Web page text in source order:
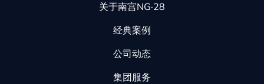
关于南宫NG·28
经典案例
公司动态
集团服务